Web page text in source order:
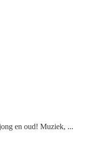
en oud! Muziek, ...